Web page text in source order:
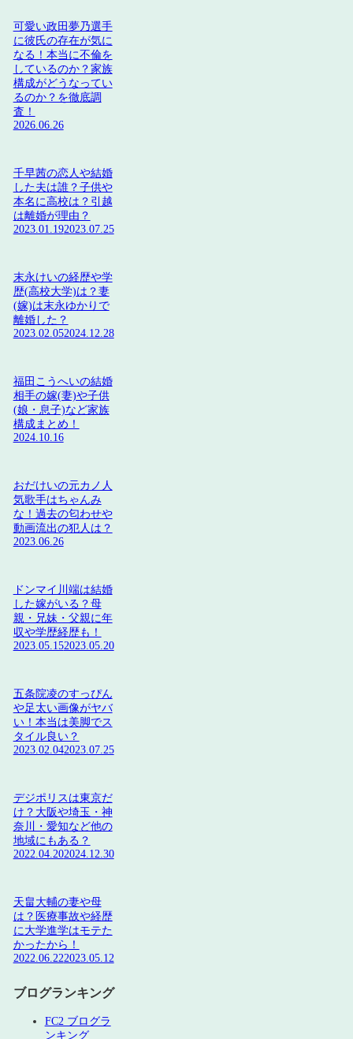
可愛い政田夢乃選手
に彼氏の存在が気に
なる！本当に不倫を
しているのか？家族
構成がどうなってい
るのか？を徹底調
査！
2026.06.26
千早茜の恋人や結婚
した夫は誰？子供や
本名に高校は？引越
は離婚が理由？
2023.01.192023.07.25
末永けいの経歴や学
歴(高校大学)は？妻
(嫁)は末永ゆかりで
離婚した？
2023.02.052024.12.28
福田こうへいの結婚
相手の嫁(妻)や子供
(娘・息子)など家族
構成まとめ！
2024.10.16
おだけいの元カノ人
気歌手はちゃんみ
な！過去の匂わせや
動画流出の犯人は？
2023.06.26
ドンマイ川端は結婚
した嫁がいる？母
親・兄妹・父親に年
収や学歴経歴も！
2023.05.152023.05.20
五条院凌のすっぴん
や足太い画像がヤバ
い！本当は美脚でス
タイル良い？
2023.02.042023.07.25
デジポリスは東京だ
け？大阪や埼玉・神
奈川・愛知など他の
地域にもある？
2022.04.202024.12.30
天畠大輔の妻や母
は？医療事故や経歴
に大学進学はモテた
かったから！
2022.06.222023.05.12
ブログランキング
FC2 ブログラ
ンキング